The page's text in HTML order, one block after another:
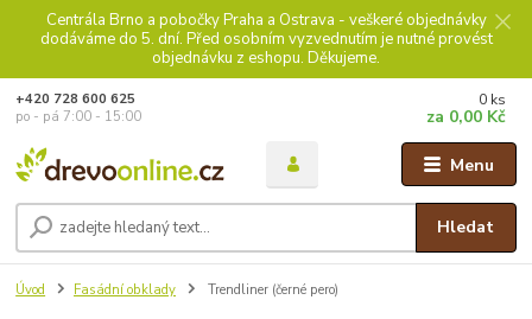
Centrála Brno a pobočky Praha a Ostrava - veškeré objednávky
dodáváme do 5. dní. Před osobním vyzvednutím je nutné provést
objednávku z eshopu. Děkujeme.
Menu
Hledat
+420 728 600 625
po - pá 7:00 - 15:00
0 ks
za 0,00 Kč
Úvod Fasádní obklady Trendliner (černé pero)